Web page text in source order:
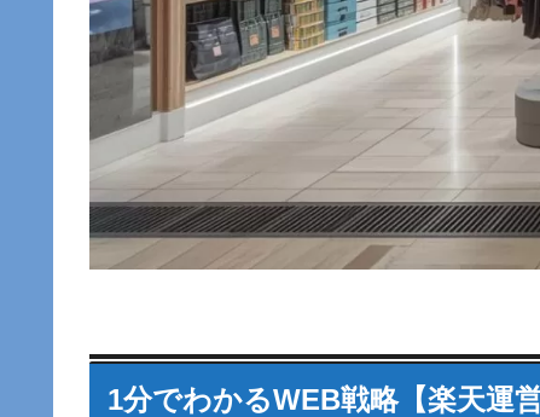
1分でわかるWEB戦略【楽天運営